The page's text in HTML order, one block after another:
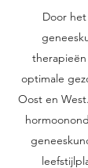
Door
optimale
Oost en